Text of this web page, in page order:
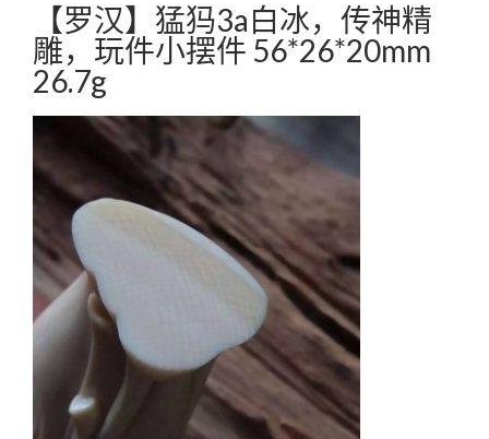
【罗汉】猛犸3a白冰，传神精
雕，玩件小摆件 56*26*20mm
26.7g